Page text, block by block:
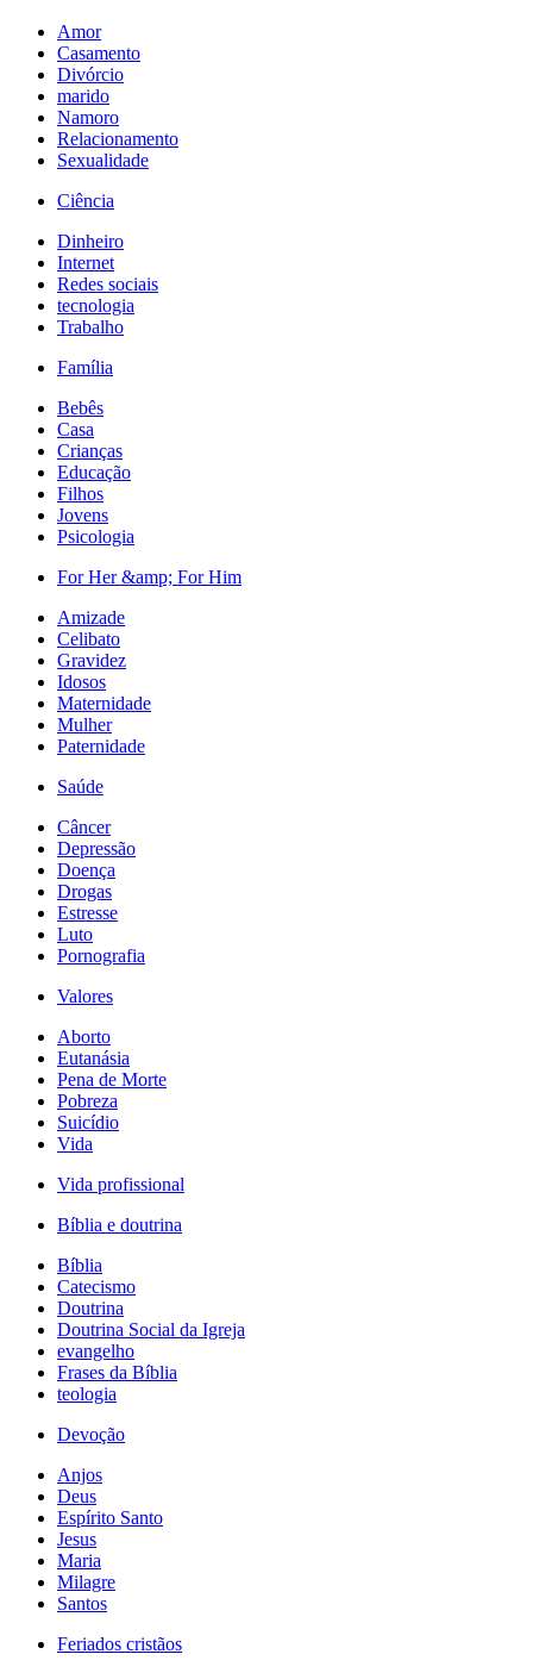
Amor
Casamento
Divórcio
marido
Namoro
Relacionamento
Sexualidade
Ciência
Dinheiro
Internet
Redes sociais
tecnologia
Trabalho
Família
Bebês
Casa
Crianças
Educação
Filhos
Jovens
Psicologia
For Her &amp; For Him
Amizade
Celibato
Gravidez
Idosos
Maternidade
Mulher
Paternidade
Saúde
Câncer
Depressão
Doença
Drogas
Estresse
Luto
Pornografia
Valores
Aborto
Eutanásia
Pena de Morte
Pobreza
Suicídio
Vida
Vida profissional
Bíblia e doutrina
Bíblia
Catecismo
Doutrina
Doutrina Social da Igreja
evangelho
Frases da Bíblia
teologia
Devoção
Anjos
Deus
Espírito Santo
Jesus
Maria
Milagre
Santos
Feriados cristãos